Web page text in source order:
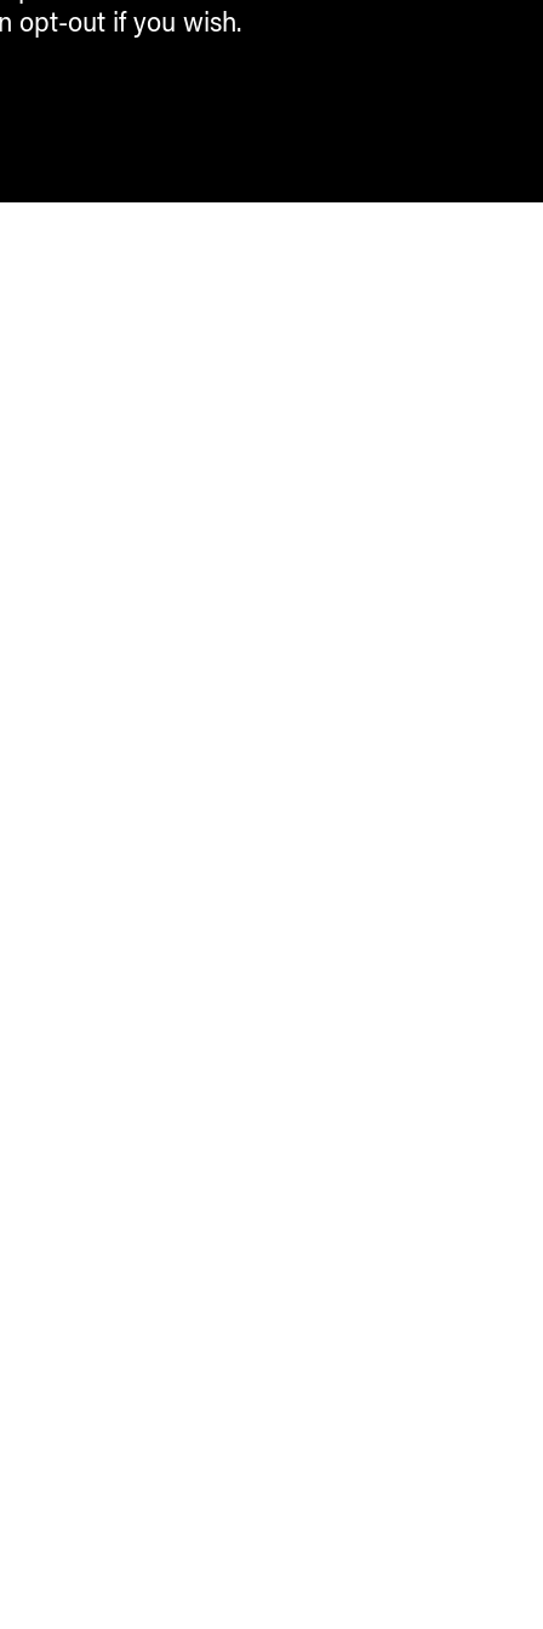
opt-out if you wish.